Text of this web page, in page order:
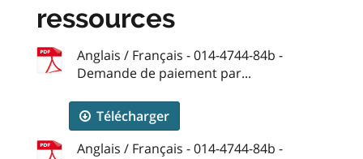
ressources
Anglais / Français - 014-4744-84b -
Demande de paiement par...
Télécharger
Anglais / Français - 014-4744-84b -